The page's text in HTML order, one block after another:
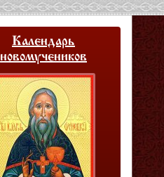
Календарь
новомучеников